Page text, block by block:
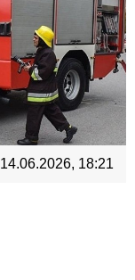
14.06.2026, 18:21